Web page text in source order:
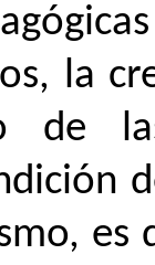
la
de
es